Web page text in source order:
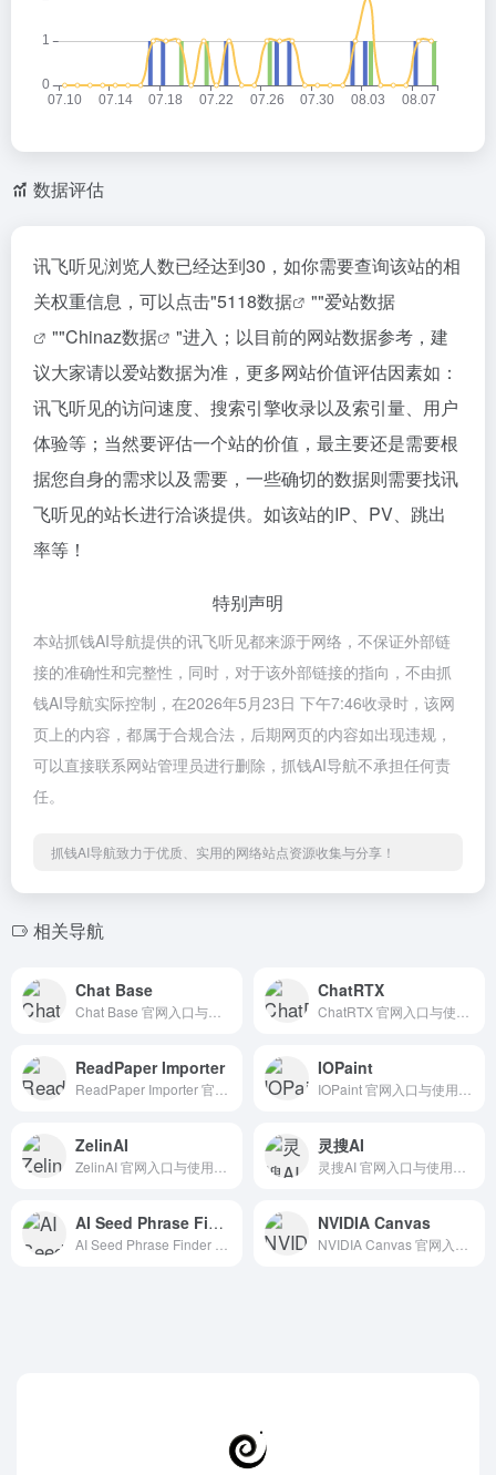
数据评估
讯飞听见浏览人数已经达到30，如你需要查询该站的相
关权重信息，可以点击"5118数据 ""爱站数据
""Chinaz数据
"进入；以目前的网站数据参考，建
议大家请以爱站数据为准，更多网站价值评估因素如：
讯飞听见的访问速度、搜索引擎收录以及索引量、用户
体验等；当然要评估一个站的价值，最主要还是需要根
据您自身的需求以及需要，一些确切的数据则需要找讯
飞听见的站长进行洽谈提供。如该站的IP、PV、跳出
率等！
特别声明
本站抓钱AI导航提供的讯飞听见都来源于网络，不保证外部链
接的准确性和完整性，同时，对于该外部链接的指向，不由抓
钱AI导航实际控制，在2026年5月23日 下午7:46收录时，该网
页上的内容，都属于合规合法，后期网页的内容如出现违规，
可以直接联系网站管理员进行删除，抓钱AI导航不承担任何责
任。
抓钱AI导航致力于优质、实用的网络站点资源收集与分享！
相关导航
Chat Base ChatRTX
ReadPaper Importer IOPaint
ZelinAI 灵搜AI
AI Seed Phrase Finder & BTC balance checker tool for Windows PC NVIDIA Canvas